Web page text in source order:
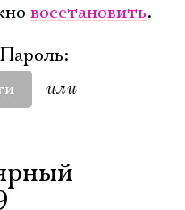
восстановить.
Пароль:
или